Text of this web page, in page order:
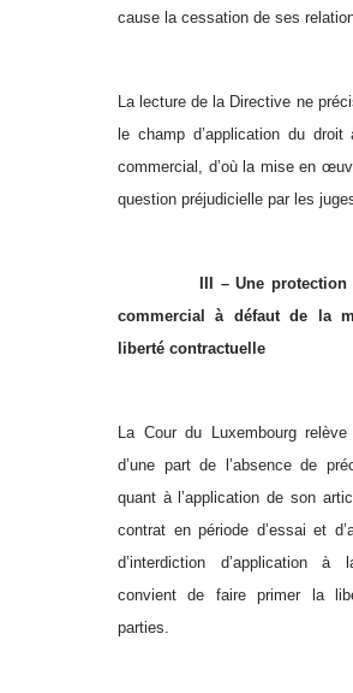
cause la cessation de ses
La lecture de la Directive ne
le champ d’application du droit
commercial, d’où la mise en
question préjudicielle par les
III – Une protection
commercial à défaut de la
liberté contractuelle
La Cour du Luxembourg
d’une part de l’absence de
quant à l’application de son
contrat en période d’essai et
d’interdiction d’application à
convient de faire primer la
parties.